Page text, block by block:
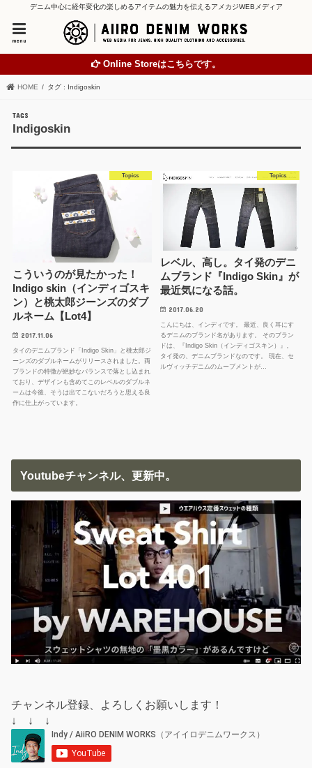
デニム中心に経年変化の楽しめるアイテムの魅力を伝えるアメカジWEBメディア
menu
Online Storeはこちらです。
HOME タグ : Indigoskin
Indigoskin
Topics
こういうのが見たかった！
Indigo skin（インディゴスキ
ン）と桃太郎ジーンズのダブ
ルネーム【Lot4】
2017.11.06
タイのデニムブランド「Indigo Skin」と桃太郎ジ
ーンズのダブルネームがリリースされました。両
ブランドの特徴が絶妙なバランスで落とし込まれ
ており、デザインも含めてこのレベルのダブルネ
ームは今後、そうは出てこないだろうと思える良
作に仕上がっています。
Topics
レベル、高し。タイ発のデニ
ムブランド『Indigo Skin』が
最近気になる話。
2017.06.20
こんにちは、インディです。 最近、良く耳にす
るデニムのブランド名があります。 そのブラン
ドは、『Indigo Skin（インディゴスキン）』。
タイ発の、デニムブランドなのです。 現在、セ
ルヴィッチデニムのムーブメントが…
Youtubeチャンネル、更新中。
チャンネル登録、よろしくお願いします！
↓ ↓ ↓